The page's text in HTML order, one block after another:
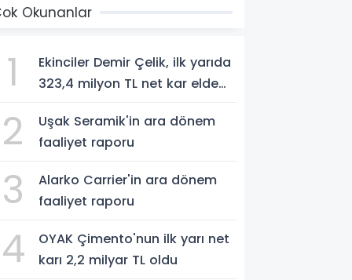
Okunanlar
1
Ekinciler Demir Çelik, ilk yarıda
323,4 milyon TL net kar elde
2
Uşak Seramik'in ara dönem
faaliyet raporu
3
Alarko Carrier'in ara dönem
faaliyet raporu
4
OYAK Çimento'nun ilk yarı net
karı 2,2 milyar TL oldu